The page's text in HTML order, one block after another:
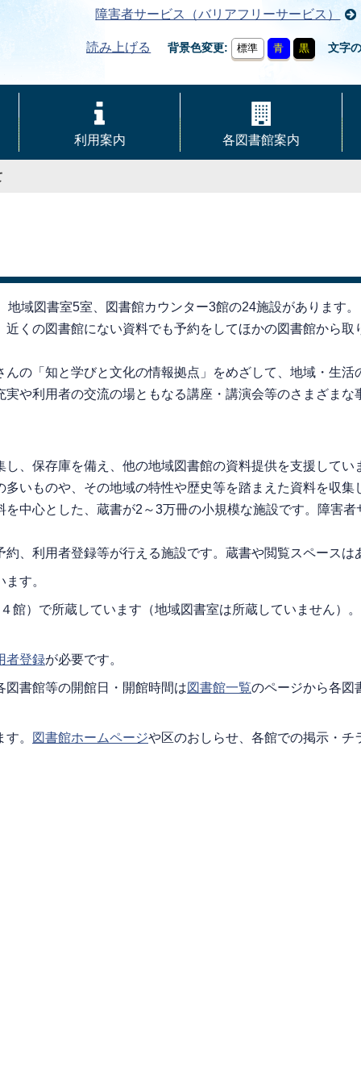
障害者サービス（バリアフリーサービス）
読み上げる 背景色変更 標準 青 黒 文字
利用案内 各図書館案内
域図書室5室、図書館カウンター3館の24施設があります。
くの図書館にない資料でも予約をしてほかの図書館から取
の「知と学びと文化の情報拠点」をめざして、地域・生活
や利用者の交流の場ともなる講座・講演会等のさまざまな
、保存庫を備え、他の地域図書館の資料提供を支援してい
いものや、その地域の特性や歴史等を踏まえた資料を収集
中心とした、蔵書が2～3万冊の小規模な施設です。障害者
、利用者登録等が行える施設です。蔵書や閲覧スペースは
す。
館）で所蔵しています（地域図書室は所蔵していません）
者登録が必要です。
図書館等の開館日・開館時間は図書館一覧のページから各図
。 図書館ホームページや区のおしらせ、各館での掲示・チ